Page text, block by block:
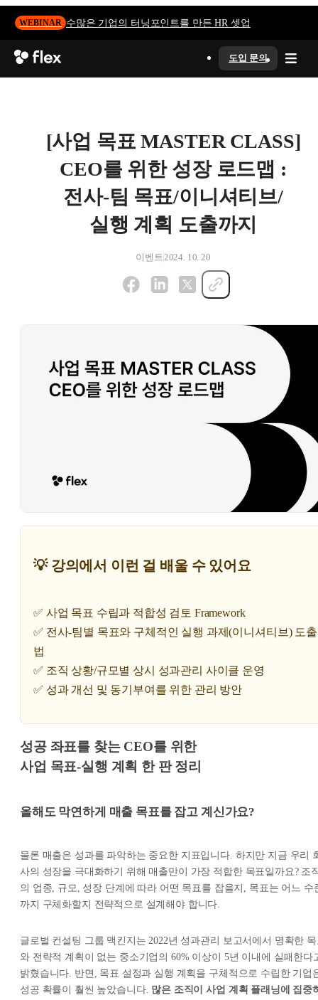
WEBINAR 수많은 기업의 터닝포인트를 만든 HR 셋업
도입 문의
[사업 목표 MASTER CLASS]
CEO를 위한 성장 로드맵 :
전사-팀 목표/이니셔티브/
실행 계획 도출까지
이벤트 2024. 10. 20
💡 강의에서 이런 걸 배울 수 있어요
✅ 사업 목표 수립과 적합성 검토 Framework
✅ 전사-팀별 목표와 구체적인 실행 과제(이니셔티브) 도
법
✅ 조직 상황/규모별 상시 성과관리 사이클 운영
✅ 성과 개선 및 동기부여를 위한 관리 방안
성공 좌표를 찾는 CEO를 위한
사업 목표-실행 계획 한 판 정리
올해도 막연하게 매출 목표를 잡고 계신가요?
물론 매출은 성과를 파악하는 중요한 지표입니다. 하지만 지금 우리
사의 성장을 극대화하기 위해 매출만이 가장 적합한 목표일까요? 조
의 업종, 규모, 성장 단계에 따라 어떤 목표를 잡을지, 목표는 어느 수
까지 구체화할지 전략적으로 설계해야 합니다.
글로벌 컨설팅 그룹 맥킨지는 2022년 성과관리 보고서에서 명확한
와 전략적 계획이 없는 중소기업의 60% 이상이 5년 이내에 실패한다
밝혔습니다. 반면, 목표 설정과 실행 계획을 구체적으로 수립한 기업
성공 확률이 훨씬 높았습니다. 많은 조직이 사업 계획 플래닝에 집중